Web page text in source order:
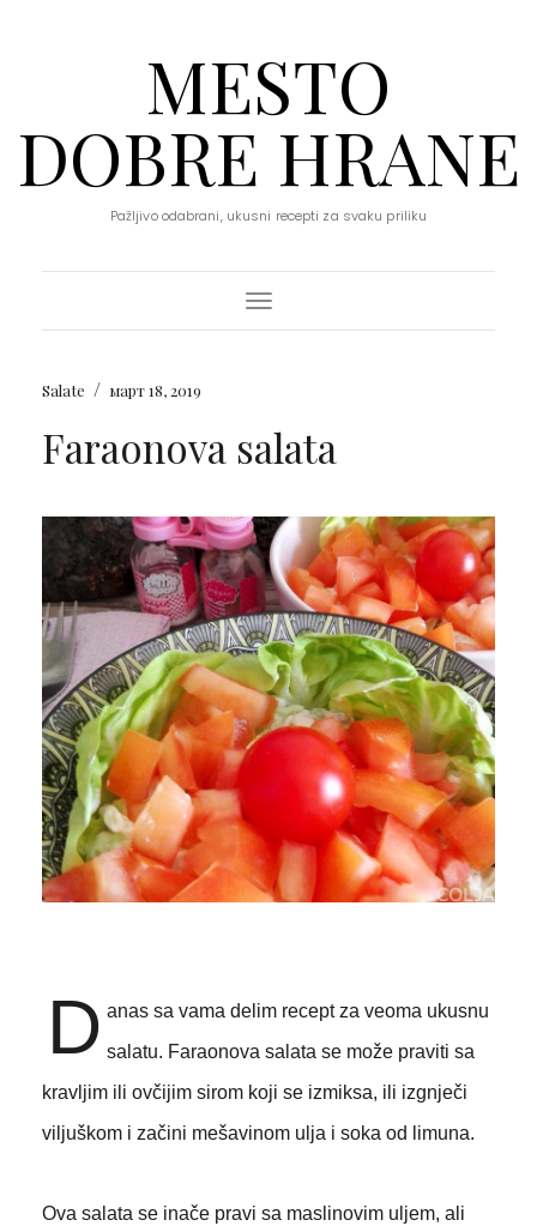
MESTO
DOBRE HRANE
Pažljivo odabrani, ukusni recepti za svaku priliku
Toggle Navigation
Salate / март 18, 2019
Faraonova salata
D anas sa vama delim recept za veoma ukusnu
salatu. Faraonova salata se može praviti sa
kravljim ili ovčijim sirom koji se izmiksa, ili izgnječi
viljuškom i začini mešavinom ulja i soka od limuna.
Ova salata se inače pravi sa maslinovim uljem, ali